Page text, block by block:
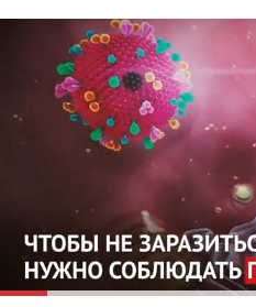
Старайтесь не выходить
необходимости
Зачем это нужно?Вирус
общественных местах —
Домашний режим
людям старше 65 лет и
хроническими
воздержаться от личного
бабушками и дедушками
вообще. Старайтесь